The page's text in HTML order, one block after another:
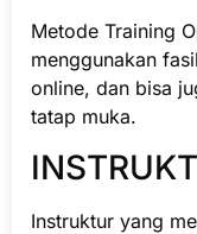
Metode Training
menggunakan
online, dan bisa
tatap muka.
Instruktur yang